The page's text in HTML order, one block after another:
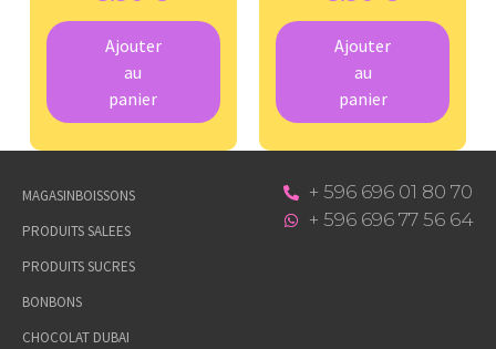
Ajouter
au
panier
Ajouter
au
panier
MAGASINBOISSONS
PRODUITS SALEES
PRODUITS SUCRES
BONBONS
CHOCOLAT DUBAI
+ 596 696 01 80 70
+ 596 696 77 56 64